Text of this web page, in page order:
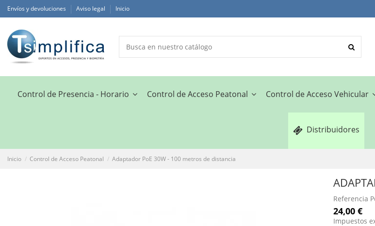
Envíos y devoluciones Aviso legal Inicio
Control de Presencia - Horario Control de Acceso Peatonal Control de Acceso Vehicular
Distribuidores
Inicio Control de Acceso Peatonal Adaptador PoE 30W - 100 metros de distancia
Referencia
24,00 €
Impuestos